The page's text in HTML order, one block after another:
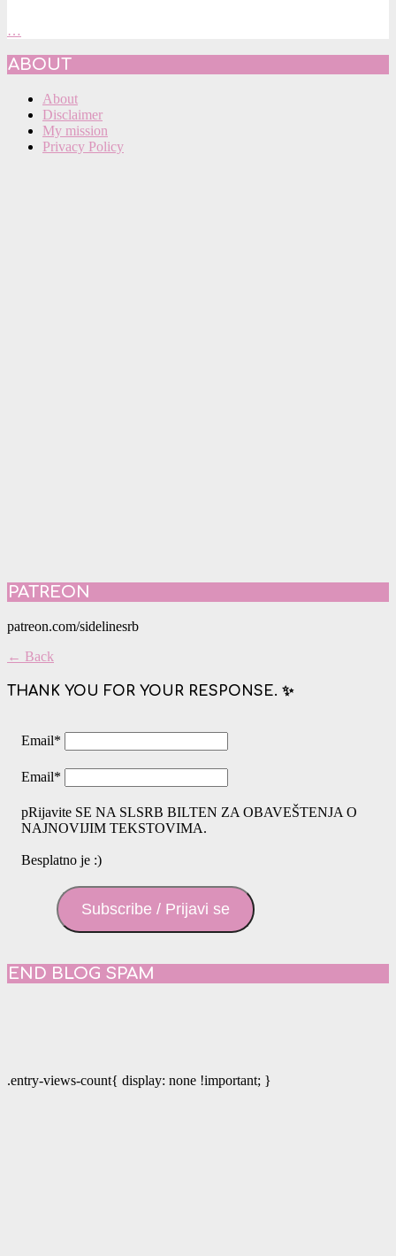
…
2021-
11-
ABOUT
About
Disclaimer
My mission
Privacy Policy
PATREON
patreon.com/sidelinesrb
← Back
THANK YOU FOR YOUR RESPONSE. ✨
Email*
Email*
pRijavite SE NA SLSRB BILTEN ZA OBAVEŠTENJA O
NAJNOVIJIM TEKSTOVIMA.
Besplatno je :)
Subscribe / Prijavi se
END BLOG SPAM
.entry-views-count{ display: none !important; }